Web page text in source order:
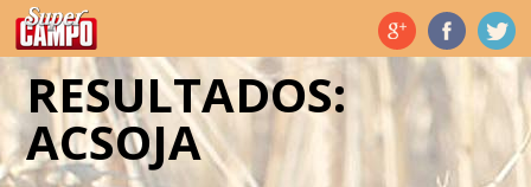
Temas de hoy
RESULTADOS:
ACSOJA